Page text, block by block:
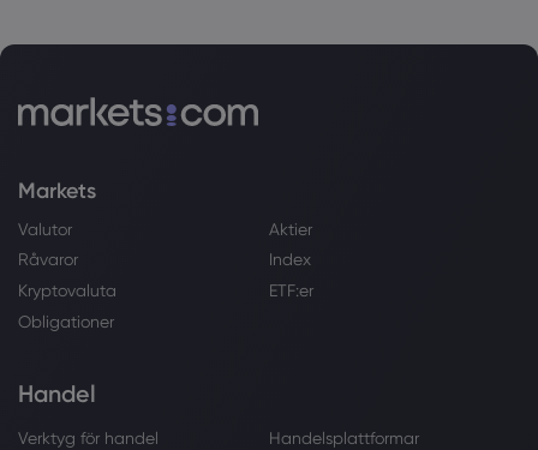
Markets
Valutor
Aktier
Råvaror
Index
Kryptovaluta
ETF:er
Obligationer
Handel
Verktyg för handel
Handelsplattformar